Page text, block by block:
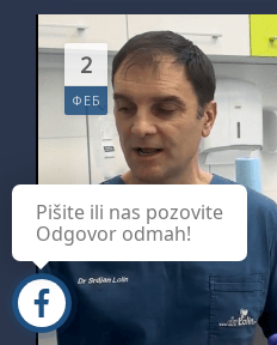
2
ФЕБ
Pišite ili nas pozovite
Odgovor odmah!